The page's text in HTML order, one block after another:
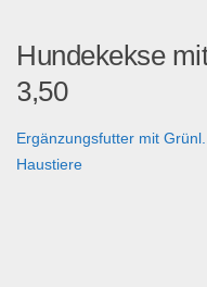
Hundekekse
3,50
Ergänzungsfutter mit
Haustiere